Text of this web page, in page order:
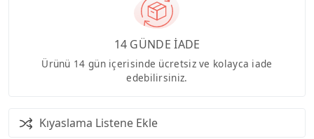
14 GÜNDE İADE
Ürünü 14 gün içerisinde ücretsiz ve kolayca iade
edebilirsiniz.
Kıyaslama Listene Ekle